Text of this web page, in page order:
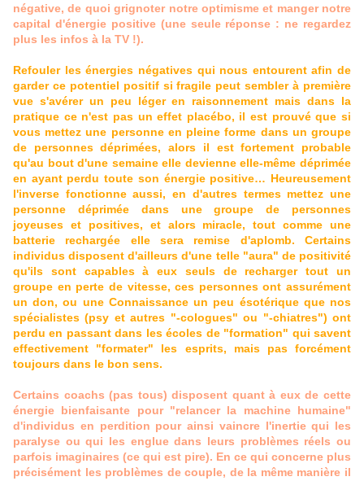
négative, de quoi grignoter notre optimisme et manger notre
capital d'énergie positive (une seule réponse : ne regardez
plus les infos à la TV !).
Refouler les énergies négatives qui nous entourent afin de
garder ce potentiel positif si fragile peut sembler à première
vue s'avérer un peu léger en raisonnement mais dans la
pratique ce n'est pas un effet placébo, il est prouvé que si
vous mettez une personne en pleine forme dans un groupe
de personnes déprimées, alors il est fortement probable
qu'au bout d'une semaine elle devienne elle-même déprimée
en ayant perdu toute son énergie positive… Heureusement
l'inverse fonctionne aussi, en d'autres termes mettez une
personne déprimée dans une groupe de personnes
joyeuses et positives, et alors miracle, tout comme une
batterie rechargée elle sera remise d'aplomb. Certains
individus disposent d'ailleurs d'une telle "aura" de positivité
qu'ils sont capables à eux seuls de recharger tout un
groupe en perte de vitesse, ces personnes ont assurément
un don, ou une Connaissance un peu ésotérique que nos
spécialistes (psy et autres "-cologues" ou "-chiatres") ont
perdu en passant dans les écoles de "formation" qui savent
effectivement "formater" les esprits, mais pas forcément
toujours dans le bon sens.
Certains coachs (pas tous) disposent quant à eux de cette
énergie bienfaisante pour "relancer la machine humaine"
d'individus en perdition pour ainsi vaincre l'inertie qui les
paralyse ou qui les englue dans leurs problèmes réels ou
parfois imaginaires (ce qui est pire). En ce qui concerne plus
précisément les problèmes de couple, de la même manière il